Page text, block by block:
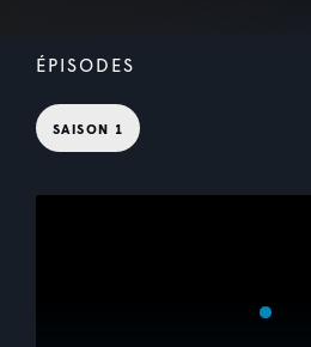
ÉPISODES
SAISON 1